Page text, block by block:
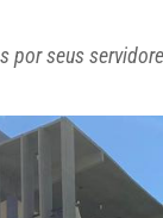
por seus